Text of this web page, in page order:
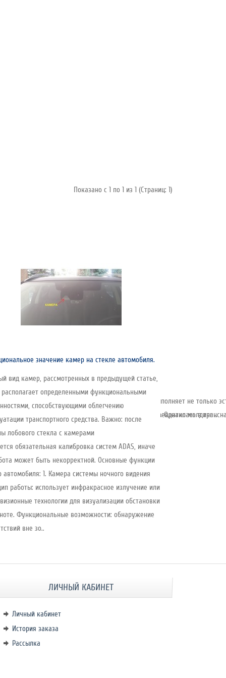
Показано с 1 по 1 из 1 (Страниц: 1)
в 1935 году и за почти 90 лет развития превратилась в
устанавливаемый по периметру стекла. Он выполняет не только
— её создаёт клеевой слой под стеклом. Однако молдинг ..
значение камер на стекле автомобиля.
вид камер, рассмотренных в предыдущей статье,
располагает определенными функциональными
способствующими облегчению
транспортного средства. Важно: после
лобового стекла с камерами
обязательная калибровка систем ADAS, иначе
может быть некорректной. Основные функции
автомобиля: 1. Камера системы ночного видения
работы: использует инфракрасное излучение или
технологии для визуализации обстановки
Функциональные возможности: обнаружение
вне зо..
ЛИЧНЫЙ КАБИНЕТ
Личный кабинет
История заказа
Рассылка